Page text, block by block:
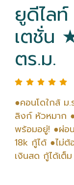
ยูดีไล
เตชั่น
ตร.ม.
●คอนโดใกล้ ม
ลิงก์ หัวหมาก
พร้อมอยู่! ●ผ่อ
18k กู้ได้ ●ไม่
เงินสด กู้ได้เต็ม